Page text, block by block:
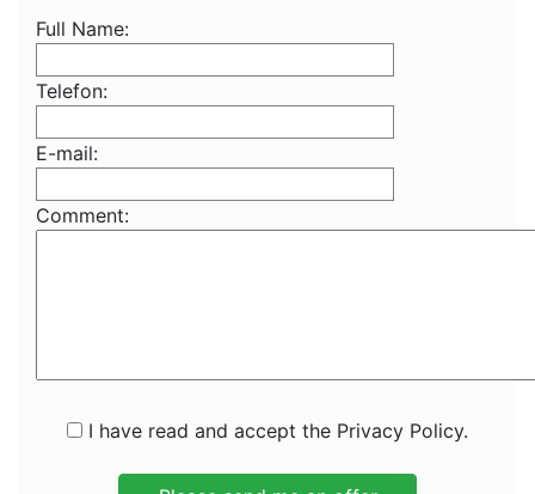
Full Name:
Telefon:
E-mail:
Comment:
I have read and accept the Privacy Policy.